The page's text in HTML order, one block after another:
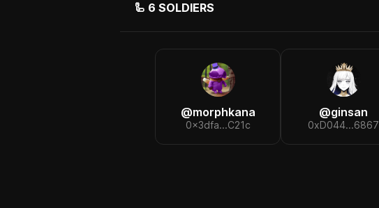
🦾 6 SOLDIERS
@morphkana
0x3dfa...C21c
@ginsan
0xD044...6867